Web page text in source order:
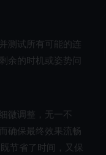
测试所有可能的连
余的时机或姿势问
微调整，无一不
确保最终效果流畅
节省了时间，又保